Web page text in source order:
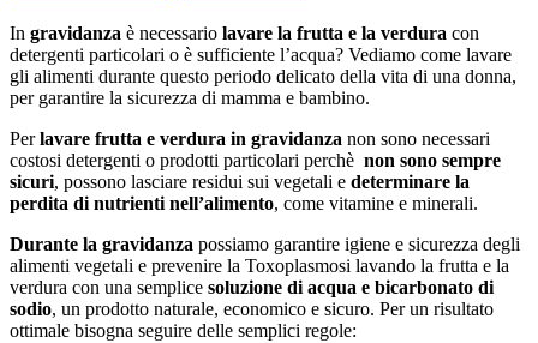
In gravidanza è necessario lavare la frutta e la verdura con
detergenti particolari o è sufficiente l’acqua? Vediamo come lavare
gli alimenti durante questo periodo delicato della vita di una donna,
per garantire la sicurezza di mamma e bambino.
Perlavare frutta e verdura in gravidanza non sono necessari
costosi detergenti o prodotti particolari perchè non sono sempre
sicuri, possono lasciare residui sui vegetali e determinare la
perdita di nutrienti nell’alimento, come vitamine e minerali.
Durante la gravidanza possiamo garantire igiene e sicurezza degli
alimenti vegetali e prevenire la Toxoplasmosi lavando la frutta e la
verdura con una semplice soluzione di acqua e bicarbonato di
sodio, un prodotto naturale, economico e sicuro. Per un risultato
ottimale bisogna seguire delle semplici regole: